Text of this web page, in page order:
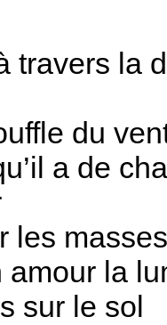
travers la
du
a de
les
amour la
sur le sol